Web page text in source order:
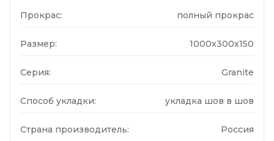
Прокрас: полный прокрас
Размер: 1000x300x150
Серия: Granite
Способ укладки: укладка шов в шов
Страна производитель: Россия